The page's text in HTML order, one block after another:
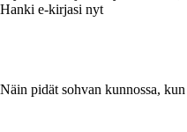
Hanki e-kirjasi nyt
Näin pidät sohvan kunnossa,